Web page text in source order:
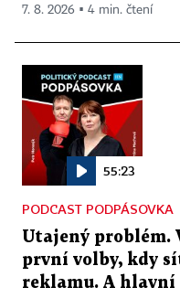
7. 8. 2026 ▪ 4 min. čtení
55:23
PODCAST PODPÁSOVKA
Utajený problém.
první volby, kdy
reklamu. A hlavní